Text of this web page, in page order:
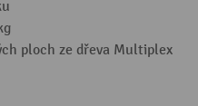
ploch ze dřeva Multiplex